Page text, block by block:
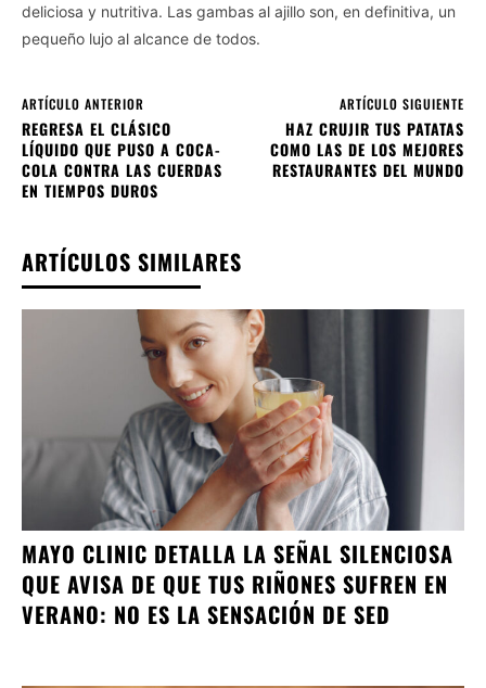
deliciosa y nutritiva. Las gambas al ajillo son, en definitiva, un
pequeño lujo al alcance de todos.
ARTÍCULO ANTERIOR
REGRESA EL CLÁSICO
LÍQUIDO QUE PUSO A COCA-
COLA CONTRA LAS CUERDAS
EN TIEMPOS DUROS
ARTÍCULO SIGUIENTE
HAZ CRUJIR TUS PATATAS
COMO LAS DE LOS MEJORES
RESTAURANTES DEL MUNDO
ARTÍCULOS SIMILARES
MAYO CLINIC DETALLA LA SEÑAL SILENCIOSA
QUE AVISA DE QUE TUS RIÑONES SUFREN EN
VERANO: NO ES LA SENSACIÓN DE SED